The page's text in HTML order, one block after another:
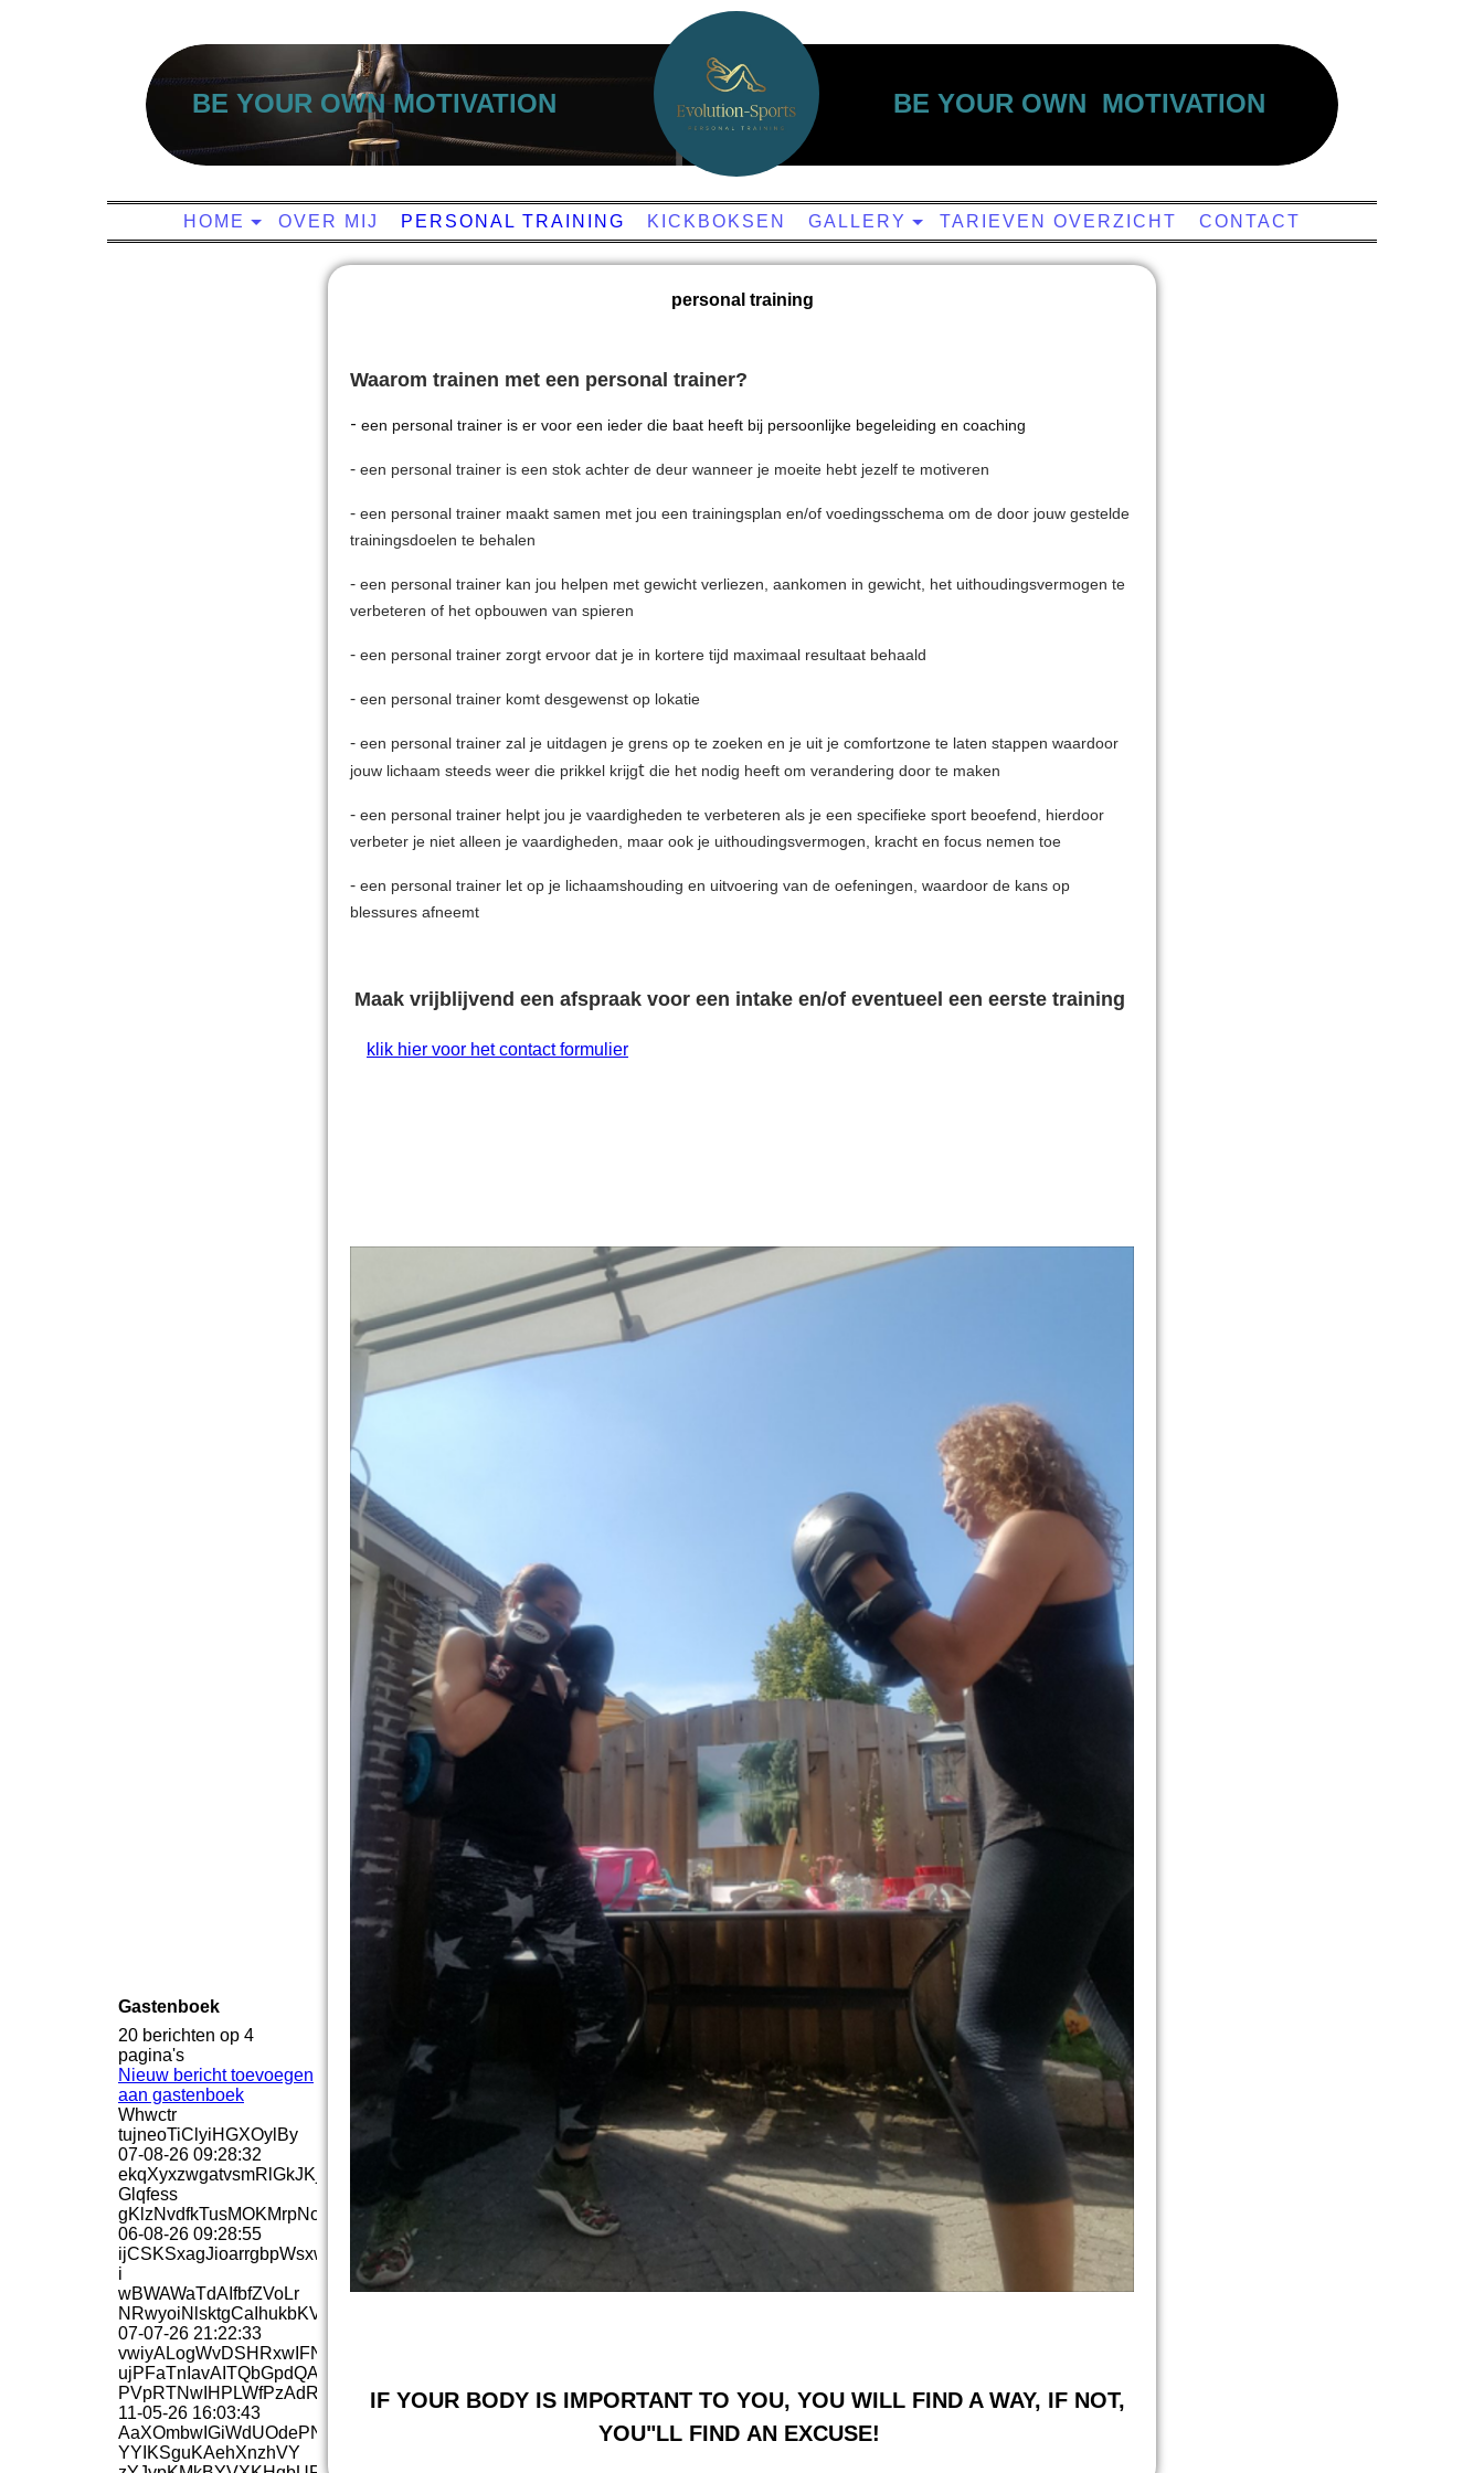
BE YOUR OWN MOTIVATION BE YOUR OWN MOTIVATION
HOME OVER MIJ PERSONAL TRAINING KICKBOKSEN GALLERY TARIEVEN OVERZICHT CONTACT
personal training
Waarom trainen met een personal trainer?
- een personal trainer is er voor een ieder die baat heeft bij persoonlijke begeleiding en coaching
- een personal trainer is een stok achter de deur wanneer je moeite hebt jezelf te motiveren
- een personal trainer maakt samen met jou een trainingsplan en/of voedingsschema om de door jouw gestelde
trainingsdoelen te behalen
- een personal trainer kan jou helpen met gewicht verliezen, aankomen in gewicht, het uithoudingsvermogen te
verbeteren of het opbouwen van spieren
- een personal trainer zorgt ervoor dat je in kortere tijd maximaal resultaat behaald
- een personal trainer komt desgewenst op lokatie
- een personal trainer zal je uitdagen je grens op te zoeken en je uit je comfortzone te laten stappen waardoor
jouw lichaam steeds weer die prikkel krijgt die het nodig heeft om verandering door te maken
- een personal trainer helpt jou je vaardigheden te verbeteren als je een specifieke sport beoefend, hierdoor
verbeter je niet alleen je vaardigheden, maar ook je uithoudingsvermogen, kracht en focus nemen toe
- een personal trainer let op je lichaamshouding en uitvoering van de oefeningen, waardoor de kans op
blessures afneemt
Maak vrijblijvend een afspraak voor een intake en/of eventueel een eerste training
klik hier voor het contact formulier
IF YOUR BODY IS IMPORTANT TO YOU, YOU WILL FIND A WAY, IF NOT,
YOU"LL FIND AN EXCUSE!
Gastenboek
20 berichten op 4
pagina's
Nieuw bericht toevoegen
aan gastenboek
Whwctr
tujneoTiClyiHGXOylBy
07-08-26 09:28:32
ekqXyxzwgatvsmRlGkJKj
Glqfess
gKlzNvdfkTusMOKMrpNoSiI
06-08-26 09:28:55
ijCSKSxagJioarrgbpWsxwA­
i
wBWAWaTdAIfbfZVoLr
NRwyoiNlsktgCaIhukbKVp
07-07-26 21:22:33
vwiyALogWvDSHRxwIFNG
ujPFaTnIavAITQbGpdQAEl
PVpRTNwIHPLWfPzAdRWeIg
11-05-26 16:03:43
AaXOmbwIGiWdUOdePN
YYIKSguKAehXnzhVY